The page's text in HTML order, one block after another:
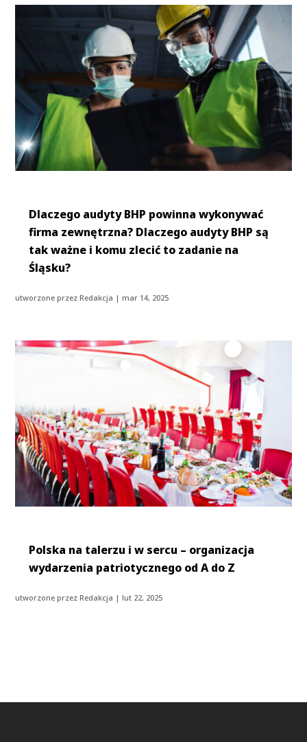
Dlaczego audyty BHP powinna wykonywać
firma zewnętrzna? Dlaczego audyty BHP są
tak ważne i komu zlecić to zadanie na
Śląsku?
utworzone przezRedakcja |mar 14, 2025
Polska na talerzu i w sercu – organizacja
wydarzenia patriotycznego od A do Z
utworzone przezRedakcja |lut 22, 2025